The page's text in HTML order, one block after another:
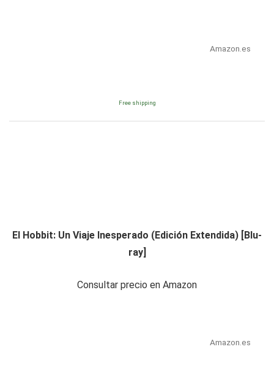
Amazon.es
Free shipping
El Hobbit: Un Viaje Inesperado (Edición Extendida) [Blu-
ray]
Consultar precio en Amazon
Amazon.es